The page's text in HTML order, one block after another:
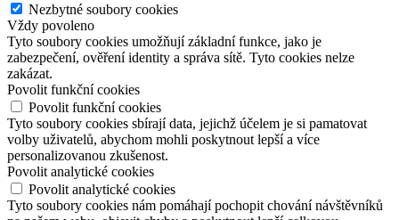
Nezbytné soubory cookies
Vždy povoleno
Tyto soubory cookies umožňují základní funkce, jako je
zabezpečení, ověření identity a správa sítě. Tyto cookies nelze
zakázat.
Povolit funkční cookies
Povolit funkční cookies
Tyto soubory cookies sbírají data, jejichž účelem je si pamatovat
volby uživatelů, abychom mohli poskytnout lepší a více
personalizovanou zkušenost.
Povolit analytické cookies
Povolit analytické cookies
Tyto soubory cookies nám pomáhají pochopit chování návštěvníků